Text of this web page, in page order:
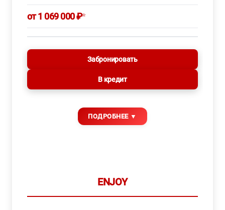
от 1 069 000 ₽*
Забронировать
В кредит
ENJOY